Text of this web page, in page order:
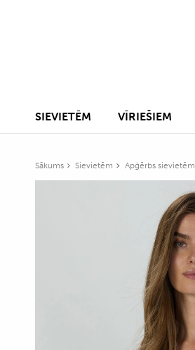
SIEVIETĒM VĪRIEŠIEM
Sākums Sievietēm Apģērbs sievietēm